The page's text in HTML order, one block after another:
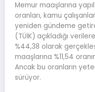
Memur maaşlarına
oranları, kamu
yeniden gündeme
(TÜİK) açıkladığı
%44,38 olarak
maaşlarına %11,54
Ancak bu oranların
sürüyor.